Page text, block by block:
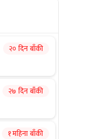
२० दिन बाँकी
२७ दिन बाँकी
१ महिना बाँकी